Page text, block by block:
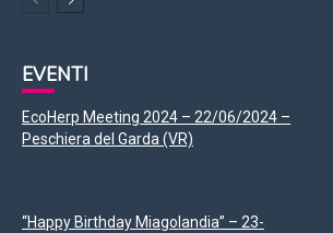
EVENTI
EcoHerp Meeting 2024 – 22/06/2024 –
Peschiera del Garda (VR)
“Happy Birthday Miagolandia” – 23-